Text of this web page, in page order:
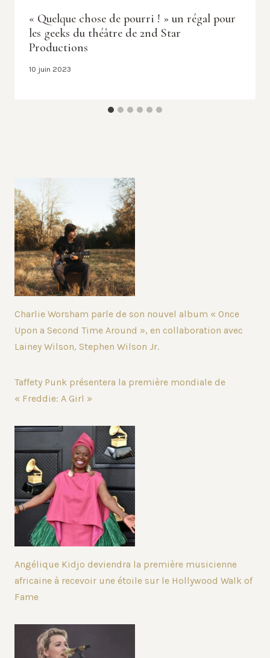
« Quelque chose de pourri ! » un régal pour
les geeks du théâtre de 2nd Star
Productions
10 juin 2023
Charlie Worsham parle de son nouvel album « Once
Upon a Second Time Around », en collaboration avec
Lainey Wilson, Stephen Wilson Jr.
Taffety Punk présentera la première mondiale de
« Freddie: A Girl »
Angélique Kidjo deviendra la première musicienne
africaine à recevoir une étoile sur le Hollywood Walk of
Fame